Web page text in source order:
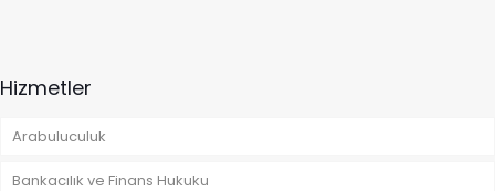
Hizmetler
Arabuluculuk
Bankacılık ve Finans Hukuku